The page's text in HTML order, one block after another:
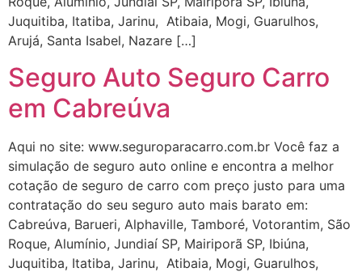
Juquitiba, Itatiba, Jarinu, Atibaia, Mogi, Guarulhos,
Arujá, Santa Isabel, Nazare […]
Seguro Auto Seguro Carro
em Cabreúva
Aqui no site: www.seguroparacarro.com.br Você faz a
simulação de seguro auto online e encontra a melhor
cotação de seguro de carro com preço justo para uma
contratação do seu seguro auto mais barato em:
Cabreúva, Barueri, Alphaville, Tamboré, Votorantim, São
Roque, Alumínio, Jundiaí SP, Mairiporã SP, Ibiúna,
Juquitiba, Itatiba, Jarinu, Atibaia, Mogi, Guarulhos,